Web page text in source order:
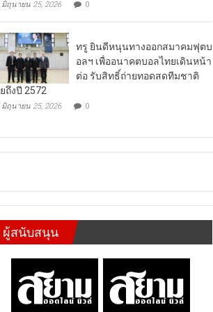
มิถุนายน 25, 2026 0
ทรู ยินดีหนุนทางออกสมาคมฟุตบ
อลฯ เพื่ออนาคตบอลไทยเดินหน้า
ต่อ รับสิทธิ์ถ่ายทอดสดทีมชาติ
ถึงปี 2572
มิถุนายน 25, 2026 0
ผู้สนับสนุน